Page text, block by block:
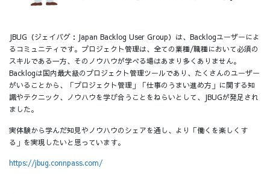
JBUG（ジェイバグ：Japan Backlog User Group）は、Backlogユーザーによ
るコミュニティです。プロジェクト管理は、全ての業種/職種において必須の
スキルである一方、そのノウハウが学べる場はあまり多くありません。
Backlogは国内最大級のプロジェクト管理ツールであり、たくさんのユーザー
がいることから、「プロジェクト管理」「仕事のうまい進め方」に関する知
識やテクニック、ノウハウを学び合うことをねらいとして、JBUGが発足され
ました。
実体験から学んだ知見やノウハウのシェアを通し、より「働くを楽しくす
る」を実現したいと思っています。
https://jbug.connpass.com/